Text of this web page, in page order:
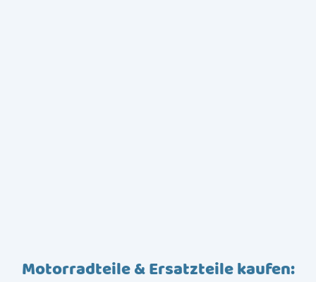
Motorradteile & Ersatzteile kaufen: